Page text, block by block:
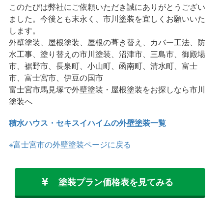
このたびは弊社にご依頼いただき誠にありがとうござい
ました。今後とも末永く、市川塗装を宜しくお願いいた
します。
外壁塗装、屋根塗装、屋根の葺き替え、カバー工法、防
水工事、塗り替えの市川塗装、沼津市、三島市、御殿場
市、裾野市、長泉町、小山町、函南町、清水町、富士
市、富士宮市、伊豆の国市
富士宮市馬見塚で外壁塗装・屋根塗装をお探しなら市川
塗装へ
積水ハウス・セキスイハイムの外壁塗装一覧
※富士宮市の外壁塗装ページに戻る
塗装プラン価格表を見てみる